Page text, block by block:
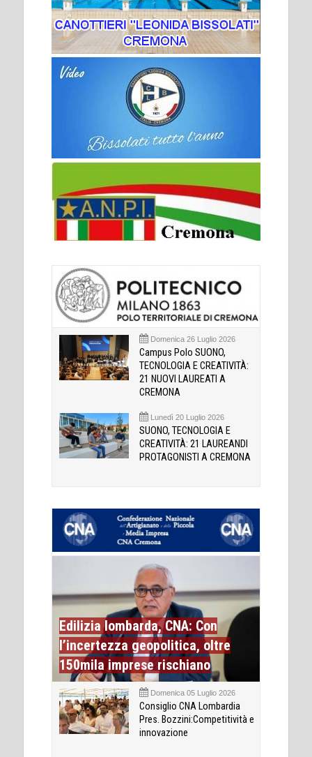
Domenica 26 Luglio 2026
Campus Polo SUONO,
TECNOLOGIA E CREATIVITÀ:
21 NUOVI LAUREATI A
CREMONA
Lunedì 20 Luglio 2026
SUONO, TECNOLOGIA E
CREATIVITÀ: 21 LAUREANDI
PROTAGONISTI A CREMONA
Edilizia lombarda, CNA: Con
l’incertezza geopolitica, oltre
150mila imprese rischiano
Domenica 05 Luglio 2026
Consiglio CNA Lombardia
Pres. Bozzini:Competitività e
innovazione